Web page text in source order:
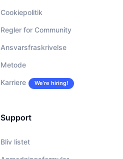
Cookiepolitik
Regler for Community
Ansvarsfraskrivelse
Metode
Karriere We’re hiring!
Support
Bliv listet